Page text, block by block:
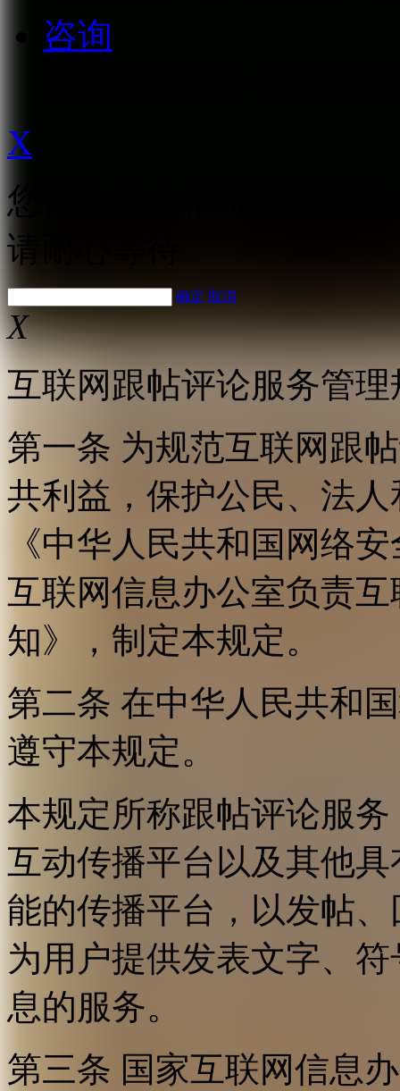
咨询
X
您修改的价格将提交至
请耐心等待
确定 取消
X
互联网跟帖评论服务管理
第一条 为规范互联网跟
共利益，保护公民、法
《中华人民共和国网络
互联网信息办公室负责
知》，制定本规定。
第二条 在中华人民共和
遵守本规定。
本规定所称跟帖评论服
互动传播平台以及其他
能的传播平台，以发帖
为用户提供发表文字、
息的服务。
第三条 国家互联网信息